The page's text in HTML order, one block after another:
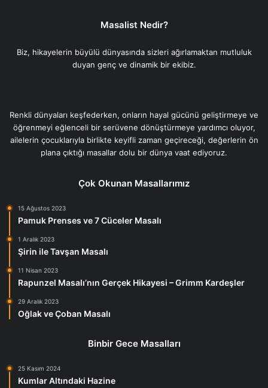
Masalist Nedir?
Biz, hikayelerin büyülü dünyasında sizleri ağırlamaktan mutluluk
duyan genç ve dinamik bir ekibiz.
Renkli dünyaları keşfederken, onların hayal gücünü geliştirmeye ve
öğrenmeyi eğlenceli bir serüvene dönüştürmeye yardımcı oluyor,
ailelerin çocuklarıyla birlikte keyifli zaman geçireceği, değerlerin ön
plana çıktığı masallar dolu bir dünya vaat ediyoruz.
Çok Okunan Masallarımız
15 Ağustos 2023
Pamuk Prenses ve 7 Cüceler Masalı
1 Aralık 2023
Şirin ile Tavşan Masalı
11 Nisan 2023
Rapunzel Masalı’nın Gerçek Hikayesi – Grimm Kardeşler
29 Aralık 2023
Oğlak ve Çoban Masalı
Binbir Gece Masalları
25 Kasım 2024
Kumlar Altındaki Hazine